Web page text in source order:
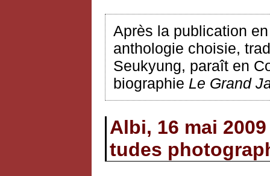
Après la publication
anthologie choisie,
Seukyung, paraît en
biographie Le Grand
Albi, 16 mai
tudes